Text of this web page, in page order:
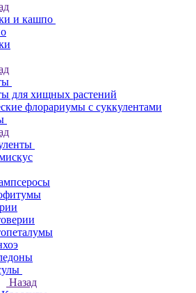
и кашпо
для хищных растений
флорариумы с суккулентами
Назад